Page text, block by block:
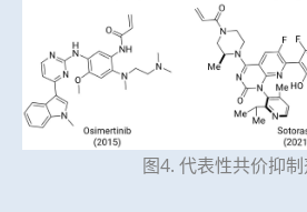
图4. 代表性共价抑